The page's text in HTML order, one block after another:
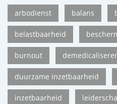
arbodienst balans
belastbaarheid
burnout
duurzame inzetbaarheid
inzetbaarheid